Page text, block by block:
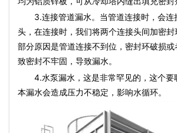
3.连接管道漏水。当管道连接时，会连
头，在连接时，我们将两个连接头间加密
部分原因是管道连接不到位，密封环破损
致密封不牢固，导致漏水。
4.水泵漏水，这是非常罕见的，这个要
本漏水会造成压力不稳定，影响水循环。